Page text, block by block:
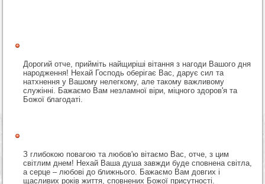
Дорогий отче, прийміть найщиріші вітання з нагоди Вашого дня
народження! Нехай Господь оберігає Вас, дарує сил та
натхнення у Вашому нелегкому, але такому важливому
служінні. Бажаємо Вам незламної віри, міцного здоров'я та
Божої благодаті.
З глибокою повагою та любов'ю вітаємо Вас, отче, з цим
світлим днем! Нехай Ваша душа завжди буде сповнена світла,
а серце – любові до ближнього. Бажаємо Вам довгих і
щасливих років життя, сповнених Божої присутності.